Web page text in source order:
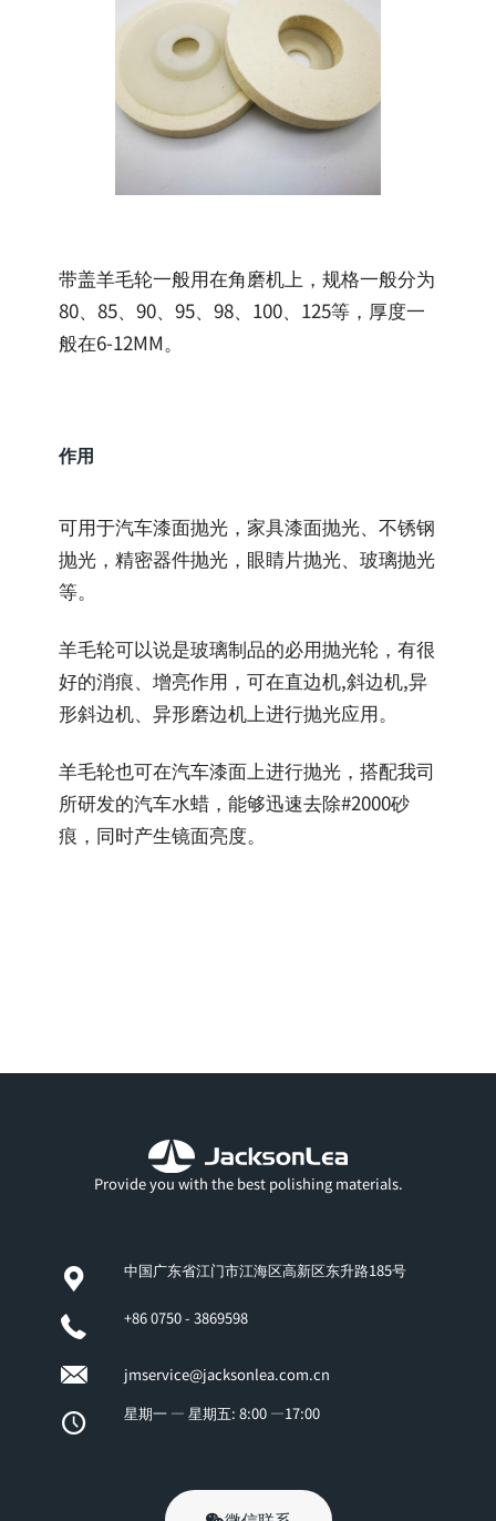
带盖羊毛轮一般用在角磨机上，规格一般分为
80、85、90、95、98、100、125等，厚度一
般在6-12MM。
作用
可用于汽车漆面抛光，家具漆面抛光、不锈钢
抛光，精密器件抛光，眼睛片抛光、玻璃抛光
等。
羊毛轮可以说是玻璃制品的必用抛光轮，有很
好的消痕、增亮作用，可在直边机,斜边机,异
形斜边机、异形磨边机上进行抛光应用。
羊毛轮也可在汽车漆面上进行抛光，搭配我司
所研发的汽车水蜡，能够迅速去除#2000砂
痕，同时产生镜面亮度。
Provide you with the best polishing materials.
中国广东省江门市江海区高新区东升路185号
+86 0750 - 3869598
jmservice@jacksonlea.com.cn
星期一 — 星期五: 8:00 —17:00